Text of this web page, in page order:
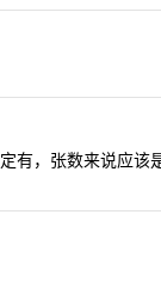
有，张数来说应该